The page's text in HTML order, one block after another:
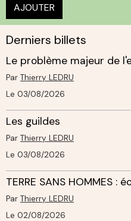
AJOUTER
Derniers billets
Le problème majeur de
Par Thierry LEDRU
Le 03/08/2026
Les guildes
Par Thierry LEDRU
Le 03/08/2026
TERRE SANS HOMMES :
Par Thierry LEDRU
Le 02/08/2026